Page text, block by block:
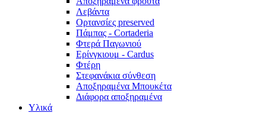
Λεβάντα
Ορτανσίες preserved
Πάμπας - Cortaderia
Φτερά Παγωνιού
Ερίνγκιουμ - Cardus
Φτέρη
Στεφανάκια σύνθεση
Αποξηραμένα Μπουκέτα
Διάφορα αποξηραμένα
Υλικά